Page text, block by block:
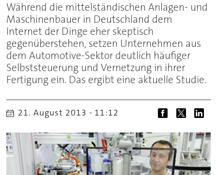
Während die mittelständischen Anlagen- und
Maschinenbauer in Deutschland dem
Internet der Dinge eher skeptisch
gegenüberstehen, setzen Unternehmen aus
dem Automotive-Sektor deutlich häufiger
Selbststeuerung und Vernetzung in ihrer
Fertigung ein. Das ergibt eine aktuelle Studie.
21. August 2013 - 11:12